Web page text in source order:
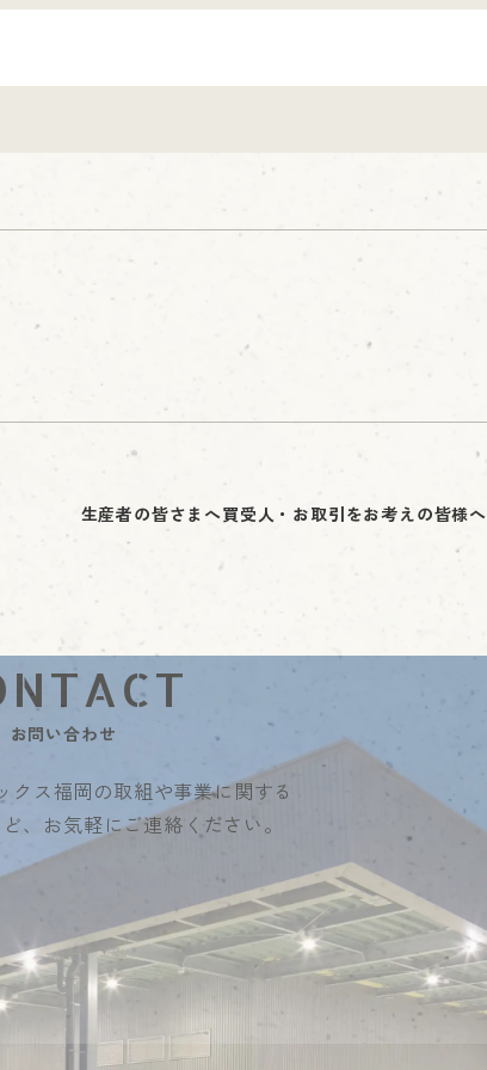
生産者の皆さまへ買受人・お取引をお考えの皆様へ
お問い合わせ
クス福岡の取組や事業に関する
、 お気軽にご連絡ください。